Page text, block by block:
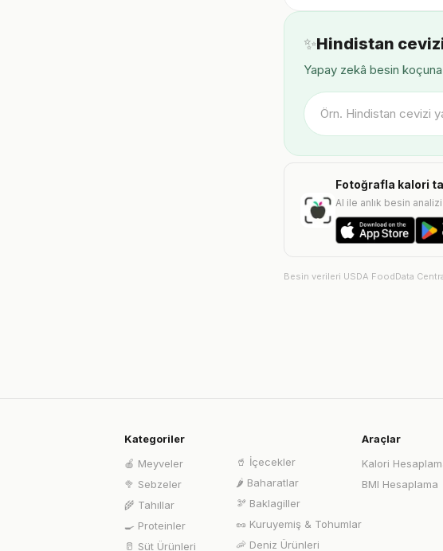
✨Hindistan
Yapay zekâ besin
Fotoğrafla kalori
AI ile anlık besin analizi
Besin verileri USDA FoodData
Kategoriler
🍎 Meyveler
🥦 Sebzeler
🌾 Tahıllar
🍳 Proteinler
🥛 Süt Ürünleri
🥤 İçecekler
🌶️ Baharatlar
🫘 Baklagiller
🥜 Kuruyemiş & Tohumlar
🦐 Deniz Ürünleri
Araçlar
Kalori
BMI Hesaplama